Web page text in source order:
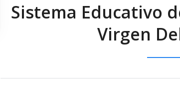
Sistema Educativo
Virgen